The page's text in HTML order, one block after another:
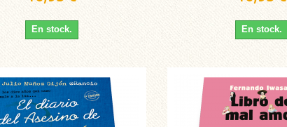
En stock. En stock.